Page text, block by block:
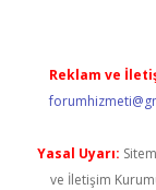
Reklam ve
Yasal Uyarı:
ve İletişim